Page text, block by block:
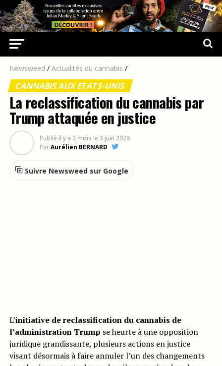
Newsweed / Actualités du cannabis /
CANNABIS AUX ETATS-UNIS
La reclassification du cannabis par
Trump attaquée en justice
Publié il y a 2 mois le 3 juin 2026
ParAurélien BERNARD
Suivre Newsweed sur Google
L’initiative de reclassification du cannabis de
l’administration Trump se heurte à une opposition
juridique grandissante, plusieurs actions en justice
visant désormais à faire annuler l’un des changements